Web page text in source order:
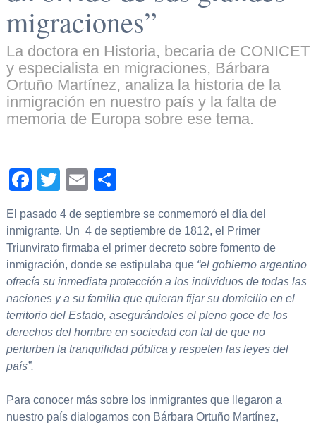
migraciones”
La doctora en Historia, becaria de CONICET
y especialista en migraciones, Bárbara
Ortuño Martínez, analiza la historia de la
inmigración en nuestro país y la falta de
memoria de Europa sobre ese tema.
Facebook
TwitterEmail
El pasado 4 de septiembre se conmemoró el día del
inmigrante. Un 4 de septiembre de 1812, el Primer
Triunvirato firmaba el primer decreto sobre fomento de
inmigración, donde se estipulaba que “el gobierno argentino
ofrecía su inmediata protección a los individuos de todas las
naciones y a su familia que quieran fijar su domicilio en el
territorio del Estado, asegurándoles el pleno goce de los
derechos del hombre en sociedad con tal de que no
perturben la tranquilidad pública y respeten las leyes del
país”.
Para conocer más sobre los inmigrantes que llegaron a
nuestro país dialogamos con Bárbara Ortuño Martínez,